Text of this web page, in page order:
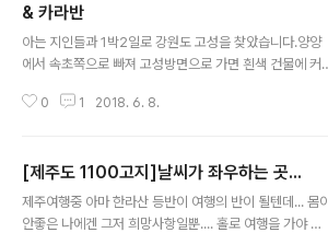
& 카라반
아는 지인들과 1박2일로 강원도 고성을 찾았습니다.양양
에서 속초쪽으로 빠져 고성방면으로 가면 흰색 건물에 커
니다. 실내를 들어가는 순간 당황하지 않을수 없네요.바다
입니다. 제가 사진찍은곳 바로 양 옆에 카라반들이 놓여있
습니다. 실내에는 5명이자도 넉넉하며 확트인 창 너머로
바다가 보이는 것이 인상적입니다. 아이들이 좋아하는 그
0 1 2018. 6. 8.
[제주도 1100고지]날씨가 좌우하는 곳...
제주여행중 아마 한라산 등반이 여행의 반이 될텐데... 몸이
안좋은 나에겐 그저 희망사항일뿐.... 홀로 여행을 가야 천